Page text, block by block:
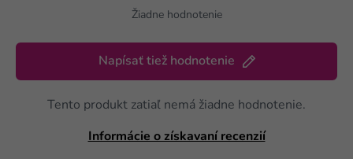
Žiadne hodnotenie
Napísať tiež hodnotenie
Tento produkt zatiaľ nemá žiadne hodnotenie.
Informácie o získavaní recenzií